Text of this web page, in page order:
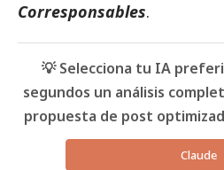
Corresponsables.
💡 Selecciona tu IA
segundos un análisis
propuesta de post
Claude